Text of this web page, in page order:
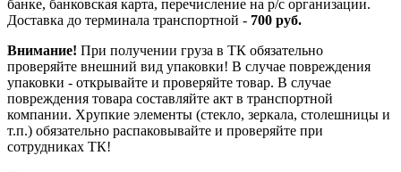
банке, банковская карта, перечисление на р/с организации.
Доставка до терминала транспортной - 700 руб.
Внимание! При получении груза в ТК обязательно
проверяйте внешний вид упаковки! В случае повреждения
упаковки - открывайте и проверяйте товар. В случае
повреждения товара составляйте акт в транспортной
компании. Хрупкие элементы (стекло, зеркала, столешницы и
т.п.) обязательно распаковывайте и проверяйте при
сотрудниках ТК!